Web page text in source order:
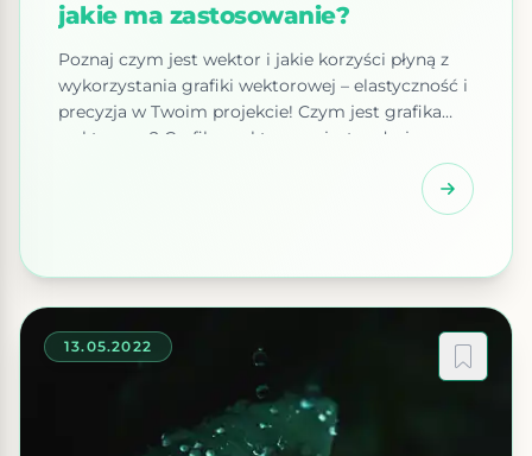
jakie ma zastosowanie?
Poznaj czym jest wektor i jakie korzyści płyną z
wykorzystania grafiki wektorowej – elastyczność i
precyzja w Twoim projekcie! Czym jest grafika
wektorowa? Grafika wektorowa jest rodzajem
grafiki komputerowej stosowanej do tworzenia
geometrycznych, takich jak linie, krzywe, figury i
13.05.2022